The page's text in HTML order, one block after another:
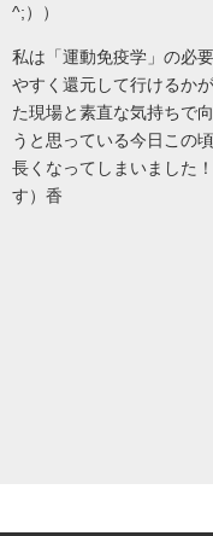
^;））
私は「運動免疫学」の必
やすく還元して行けるか
た現場と素直な気持ちで
うと思っている今日この
長くなってしまいました
す）香